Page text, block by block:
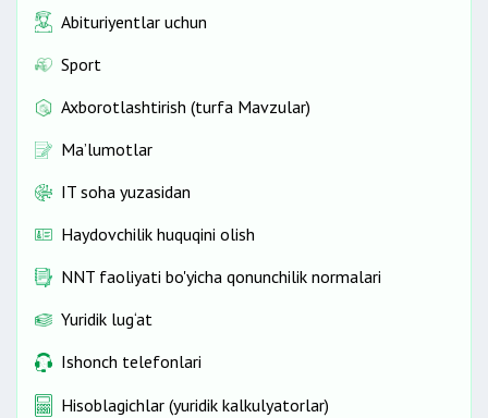
Abituriyentlar uchun
Sport
Axborotlashtirish (turfa Mavzular)
Ma’lumotlar
IT soha yuzasidan
Haydovchilik huquqini olish
NNT faoliyati bo'yicha qonunchilik normalari
Yuridik lug‘at
Ishonch telefonlari
Hisoblagichlar (yuridik kalkulyatorlar)